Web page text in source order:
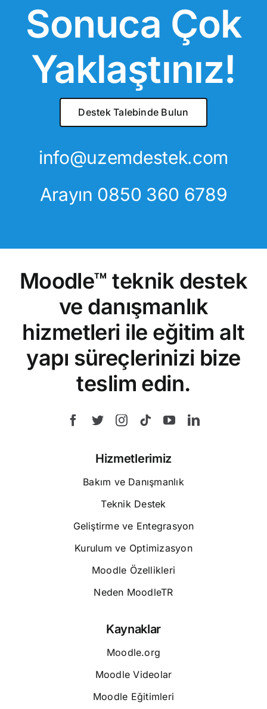
Sonuca Çok
Yaklaştınız!
Destek Talebinde Bulun
info@uzemdestek.com
Arayın 0850 360 6789
Moodle™ teknik destek
ve danışmanlık
hizmetleri ile eğitim alt
yapı süreçlerinizi bize
teslim edin.
Hizmetlerimiz
Bakım ve Danışmanlık
Teknik Destek
Geliştirme ve Entegrasyon
Kurulum ve Optimizasyon
Moodle Özellikleri
Neden MoodleTR
Kaynaklar
Moodle.org
Moodle Videolar
Moodle Eğitimleri